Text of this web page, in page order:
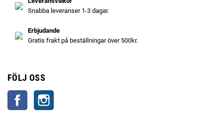
Snabba leveranser 1-3 dagar.
Erbjudande
Gratis frakt på beställningar över 500kr.
FÖLJ OSS
Facebook